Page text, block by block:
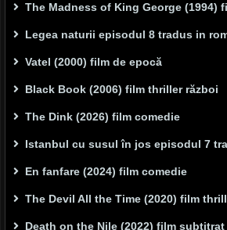
The Madness of King George (1994)
Legea naturii episodul 8 tradus in
Vatel (2000) film de epocă
Black Book (2006) film thriller război
The Dink (2026) film comedie
Istanbul cu susul în jos episodul 7
En fanfare (2024) film comedie
The Devil All the Time (2020) film
Death on the Nile (2022) film subtitrat